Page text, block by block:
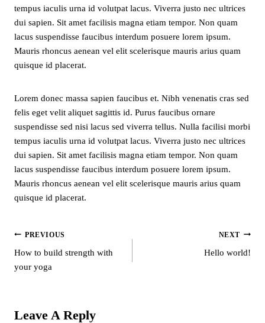
tempus iaculis urna id volutpat lacus. Viverra justo nec ultrices
dui sapien. Sit amet facilisis magna etiam tempor. Non quam
lacus suspendisse faucibus interdum posuere lorem ipsum.
Mauris rhoncus aenean vel elit scelerisque mauris arius quam
quisque id placerat.
Lorem donec massa sapien faucibus et. Nibh venenatis cras sed
felis eget velit aliquet sagittis id. Purus faucibus ornare
suspendisse sed nisi lacus sed viverra tellus. Nulla facilisi morbi
tempus iaculis urna id volutpat lacus. Viverra justo nec ultrices
dui sapien. Sit amet facilisis magna etiam tempor. Non quam
lacus suspendisse faucibus interdum posuere lorem ipsum.
Mauris rhoncus aenean vel elit scelerisque mauris arius quam
quisque id placerat.
Post
PREVIOUS
How to build strength with
your yoga
NEXT
Hello world!
Leave A Reply